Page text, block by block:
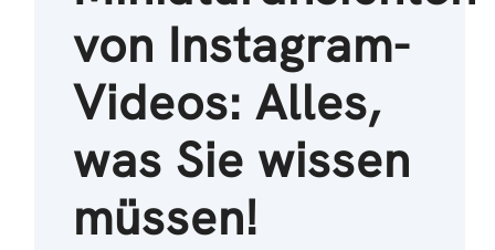
von Instagram-
Videos: Alles,
was Sie wissen
müssen!